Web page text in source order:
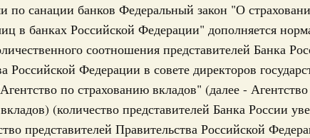
по санации банков Федеральный закон "О
в банках Российской Федерации" дополняется
соотношения представителей Банка
Российской Федерации в совете директоров
по страхованию вкладов" (далее -
(количество представителей Банка России
представителей Правительства Российской
о функционировании системы
процедур достоверности идентификации
обеспечивающего электронное взаимодействие. В
соответствующих электронных документов по
сертификата. Правительство Российской Федерации